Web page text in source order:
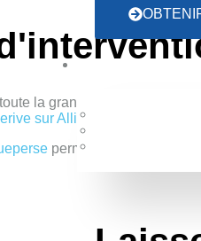
la grande agglomération
sur Allier
permet à Ciel